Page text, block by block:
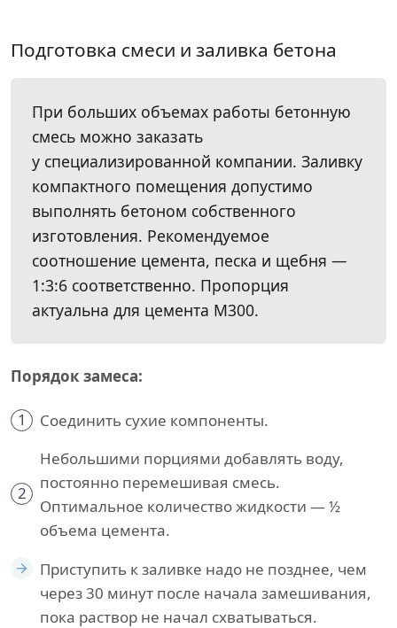
Подготовка смеси и заливка бетона
При больших объемах работы бетонную
смесь можно заказать
у специализированной компании. Заливку
компактного помещения допустимо
выполнять бетоном собственного
изготовления. Рекомендуемое
соотношение цемента, песка и щебня —
1:3:6 соответственно. Пропорция
актуальна для цемента М300.
Порядок замеса:
1 Соединить сухие компоненты.
2
Небольшими порциями добавлять воду,
постоянно перемешивая смесь.
Оптимальное количество жидкости — ½
объема цемента.
Приступить к заливке надо не позднее, чем
через 30 минут после начала замешивания,
пока раствор не начал схватываться.